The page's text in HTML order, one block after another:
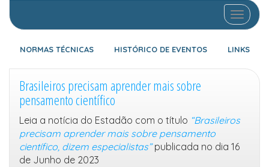
Toggle
NORMAS TÉCNICAS HISTÓRICO DE EVENTOS LINKS
Brasileiros precisam aprender mais sobre
pensamento científico
Leia a notícia do Estadão com o título “Brasileiros
precisam aprender mais sobre pensamento
científico, dizem especialistas”publicada no dia 16
de Junho de 2023